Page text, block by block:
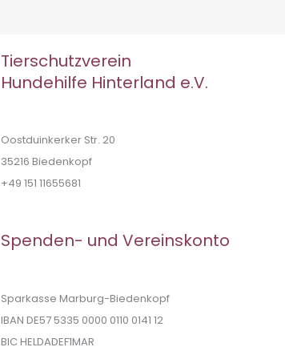
Tierschutzverein
Hundehilfe Hinterland e.V.
Oostduinkerker Str. 20
35216 Biedenkopf
+49 151 11655681
Spenden- und Vereinskonto
Sparkasse Marburg-Biedenkopf
IBAN DE57 5335 0000 0110 0141 12
BIC HELDADEF1MAR